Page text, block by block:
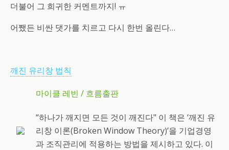
더불어 그 희귀한 커멘트까지! ㅠ
어쨌든 비싼 댓가를 치르고 다시 한번 올린다…
깨진 유리창 법칙
마이클 레빈 / 흐름출판
“하나가 깨지면 모든 것이 깨진다" 이 책은 ‘깨진 유
리창 이론(Broken Window Theory)’을 기업경영
과 조직관리에 적용하는 방법을 제시하고 있다. 이